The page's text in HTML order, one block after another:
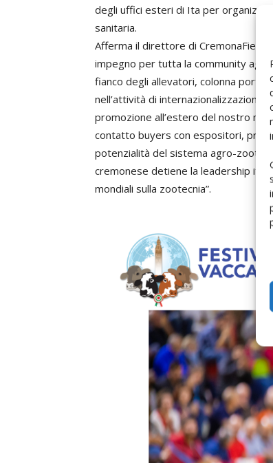
degli uffici esteri di Ita per
sanitaria.
Afferma il direttore di CremonaFiere,
impegno per tutta la community
fianco degli allevatori, colonna
nell’attività di internazionalizzazione
promozione all’estero del nostro
contatto buyers con espositori,
potenzialità del sistema agro-
cremonese detiene la leadership
mondiali sulla zootecnia”.